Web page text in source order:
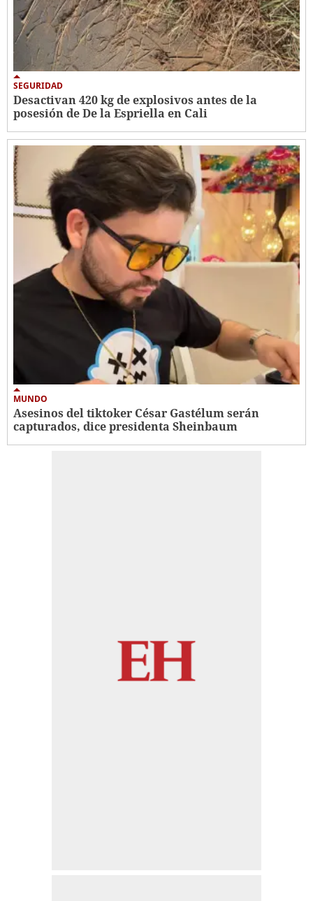
SEGURIDAD
Desactivan 420 kg de explosivos antes de la
posesión de De la Espriella en Cali
MUNDO
Asesinos del tiktoker César Gastélum serán
capturados, dice presidenta Sheinbaum